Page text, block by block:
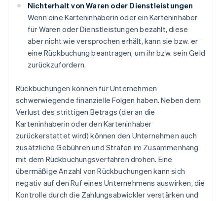
Nichterhalt von Waren oder Dienstleistungen
Wenn eine Karteninhaberin oder ein Karteninhaber
für Waren oder Dienstleistungen bezahlt, diese
aber nicht wie versprochen erhält, kann sie bzw. er
eine Rückbuchung beantragen, um ihr bzw. sein Geld
zurückzufordern.
Rückbuchungen können für Unternehmen
schwerwiegende finanzielle Folgen haben. Neben dem
Verlust des strittigen Betrags (der an die
Karteninhaberin oder den Karteninhaber
zurückerstattet wird) können den Unternehmen auch
zusätzliche Gebühren und Strafen im Zusammenhang
mit dem Rückbuchungsverfahren drohen. Eine
übermäßige Anzahl von Rückbuchungen kann sich
negativ auf den Ruf eines Unternehmens auswirken, die
Kontrolle durch die Zahlungsabwickler verstärken und